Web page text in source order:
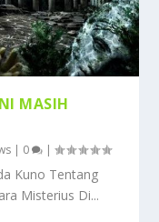
MASIH
| 0 |
Kuno Tentang
Misterius Di...